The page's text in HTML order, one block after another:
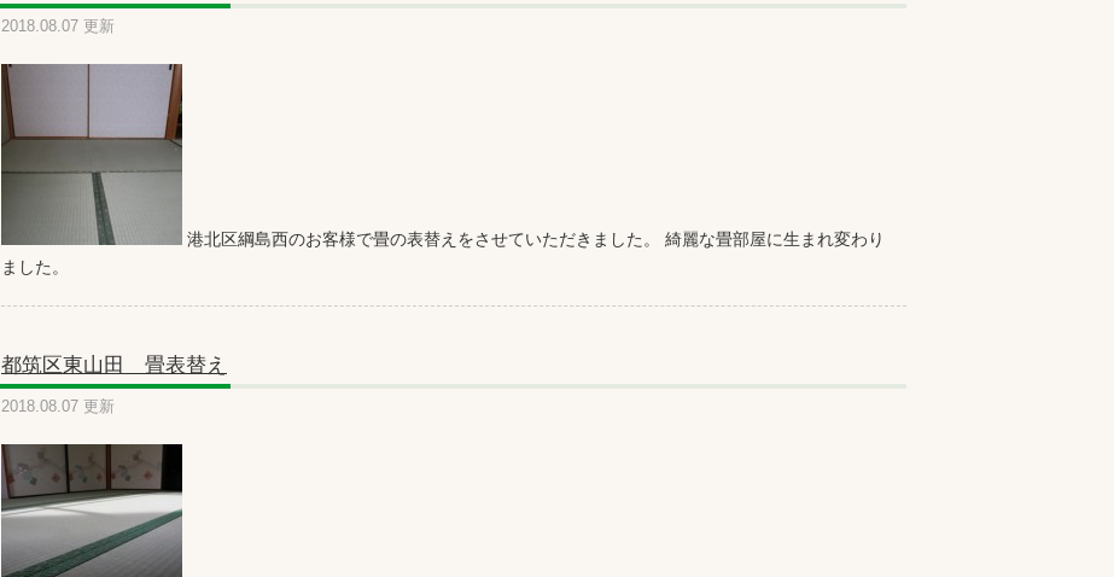
2018.08.07 更新
港北区綱島西のお客様で畳の表替えをさせていただきました。 綺麗な畳部屋に生まれ変わり
ました。
都筑区東山田 畳表替え
2018.08.07 更新